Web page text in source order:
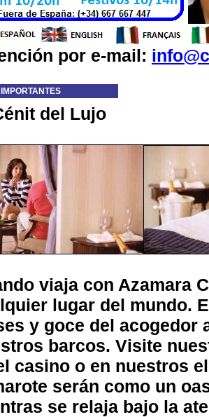
por e-mail:
del Lujo
viaja con Azamara
lugar del mundo.
y goce del acogedor
barcos. Visite
casino o en nuestros
serán como un
se relaja bajo la